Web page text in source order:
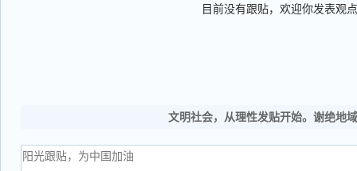
目前没有跟贴，欢迎你发表观点
文明社会，从理性发贴开始。谢绝地